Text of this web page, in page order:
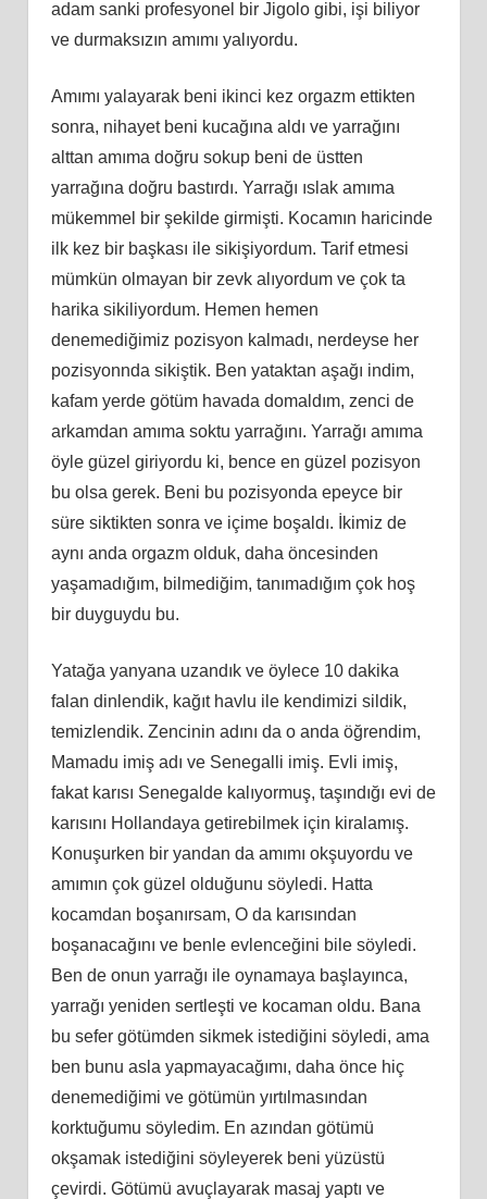
adam sanki profesyonel bir Jigolo gibi, işi biliyor
ve durmaksızın amımı yalıyordu.
Amımı yalayarak beni ikinci kez orgazm ettikten
sonra, nihayet beni kucağına aldı ve yarrağını
alttan amıma doğru sokup beni de üstten
yarrağına doğru bastırdı. Yarrağı ıslak amıma
mükemmel bir şekilde girmişti. Kocamın haricinde
ilk kez bir başkası ile sikişiyordum. Tarif etmesi
mümkün olmayan bir zevk alıyordum ve çok ta
harika sikiliyordum. Hemen hemen
denemediğimiz pozisyon kalmadı, nerdeyse her
pozisyonnda sikiştik. Ben yataktan aşağı indim,
kafam yerde götüm havada domaldım, zenci de
arkamdan amıma soktu yarrağını. Yarrağı amıma
öyle güzel giriyordu ki, bence en güzel pozisyon
bu olsa gerek. Beni bu pozisyonda epeyce bir
süre siktikten sonra ve içime boşaldı. İkimiz de
aynı anda orgazm olduk, daha öncesinden
yaşamadığım, bilmediğim, tanımadığım çok hoş
bir duyguydu bu.
Yatağa yanyana uzandık ve öylece 10 dakika
falan dinlendik, kağıt havlu ile kendimizi sildik,
temizlendik. Zencinin adını da o anda öğrendim,
Mamadu imiş adı ve Senegalli imiş. Evli imiş,
fakat karısı Senegalde kalıyormuş, taşındığı evi de
karısını Hollandaya getirebilmek için kiralamış.
Konuşurken bir yandan da amımı okşuyordu ve
amımın çok güzel olduğunu söyledi. Hatta
kocamdan boşanırsam, O da karısından
boşanacağını ve benle evlenceğini bile söyledi.
Ben de onun yarrağı ile oynamaya başlayınca,
yarrağı yeniden sertleşti ve kocaman oldu. Bana
bu sefer götümden sikmek istediğini söyledi, ama
ben bunu asla yapmayacağımı, daha önce hiç
denemediğimi ve götümün yırtılmasından
korktuğumu söyledim. En azından götümü
okşamak istediğini söyleyerek beni yüzüstü
çevirdi. Götümü avuçlayarak masaj yaptı ve